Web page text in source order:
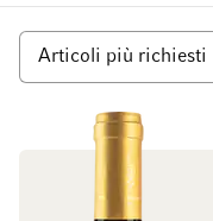
Ordina per Superiore